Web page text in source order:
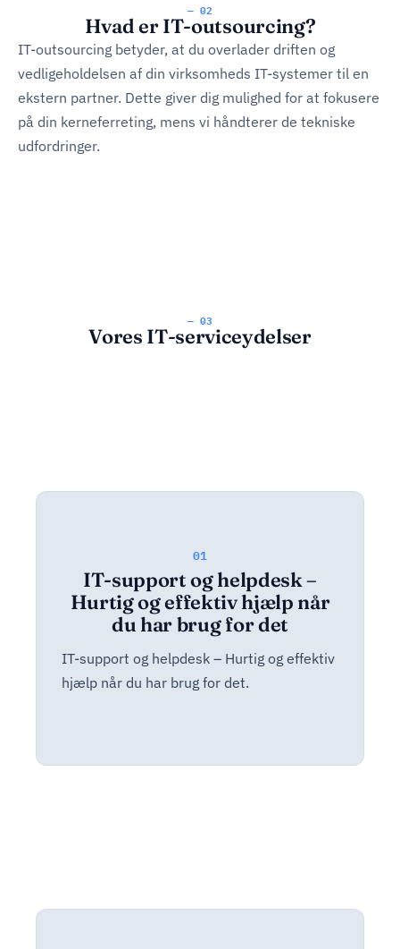
— 02
Hvad er IT-outsourcing?
IT-outsourcing betyder, at du overlader driften og
vedligeholdelsen af din virksomheds IT-systemer til en
ekstern partner. Dette giver dig mulighed for at fokusere
på din kerneferreting, mens vi håndterer de tekniske
udfordringer.
— 03
Vores IT-serviceydelser
01
IT-support og helpdesk –
Hurtig og effektiv hjælp når
du har brug for det
IT-support og helpdesk – Hurtig og effektiv
hjælp når du har brug for det.